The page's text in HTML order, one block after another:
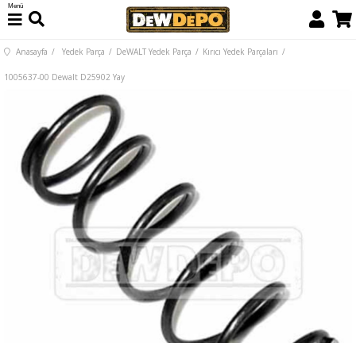
Menü
Anasayfa Yedek Parça DeWALT Yedek Parça Kırıcı Yedek Parçaları
1005637-00 Dewalt D25902 Yay